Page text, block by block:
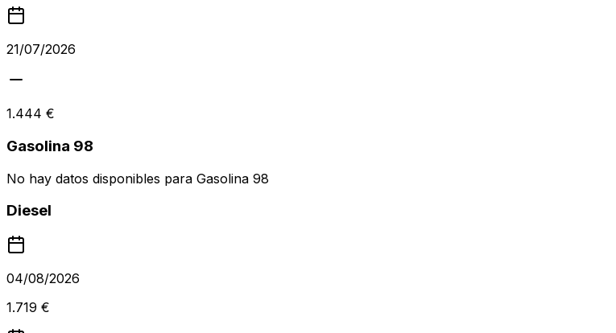
21/07/2026
1.444 €
Gasolina 98
No hay datos disponibles para Gasolina 98
Diesel
04/08/2026
1.719 €